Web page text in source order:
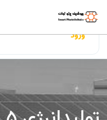
ایران‌سولار
ورود